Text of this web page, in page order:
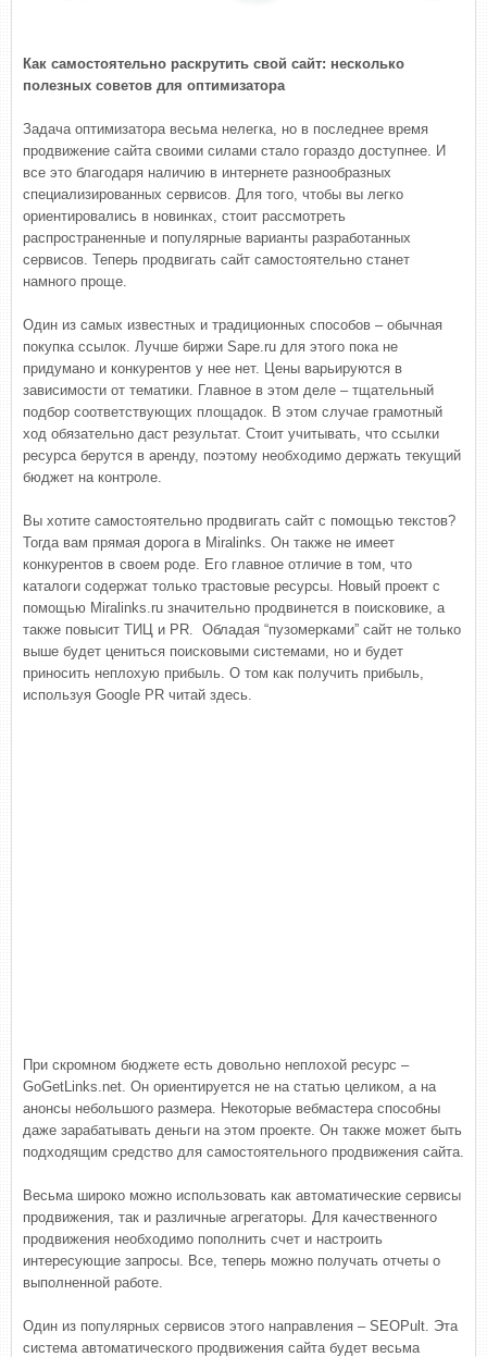
Как самостоятельно раскрутить свой сайт: несколько
полезных советов для оптимизатора
Задача оптимизатора весьма нелегка, но в последнее время
продвижение сайта своими силами стало гораздо доступнее. И
все это благодаря наличию в интернете разнообразных
специализированных сервисов. Для того, чтобы вы легко
ориентировались в новинках, стоит рассмотреть
распространенные и популярные варианты разработанных
сервисов. Теперь продвигать сайт самостоятельно станет
намного проще.
Один из самых известных и традиционных способов – обычная
покупка ссылок. Лучше биржи Sape.ru для этого пока не
придумано и конкурентов у нее нет. Цены варьируются в
зависимости от тематики. Главное в этом деле – тщательный
подбор соответствующих площадок. В этом случае грамотный
ход обязательно даст результат. Стоит учитывать, что ссылки
ресурса берутся в аренду, поэтому необходимо держать текущий
бюджет на контроле.
Вы хотите самостоятельно продвигать сайт с помощью текстов?
Тогда вам прямая дорога в Miralinks. Он также не имеет
конкурентов в своем роде. Его главное отличие в том, что
каталоги содержат только трастовые ресурсы. Новый проект с
помощью Miralinks.ru значительно продвинется в поисковике, а
также повысит ТИЦ и PR. Обладая “пузомерками” сайт не только
выше будет цениться поисковыми системами, но и будет
приносить неплохую прибыль. О том как получить прибыль,
используя Google PR читай здесь.
При скромном бюджете есть довольно неплохой ресурс –
GoGetLinks.net. Он ориентируется не на статью целиком, а на
анонсы небольшого размера. Некоторые вебмастера способны
даже зарабатывать деньги на этом проекте. Он также может быть
подходящим средство для самостоятельного продвижения сайта.
Весьма широко можно использовать как автоматические сервисы
продвижения, так и различные агрегаторы. Для качественного
продвижения необходимо пополнить счет и настроить
интересующие запросы. Все, теперь можно получать отчеты о
выполненной работе.
Один из популярных сервисов этого направления – SEOPult. Эта
система автоматического продвижения сайта будет весьма